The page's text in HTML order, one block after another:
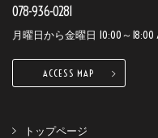
078-936-0281
月曜日から金曜日 10:00～18:00
ACCESS MAP
トップページ